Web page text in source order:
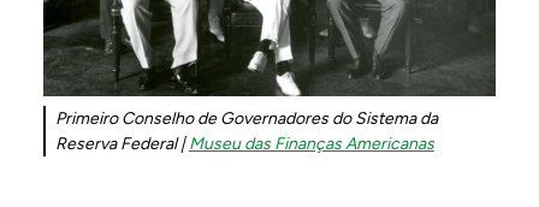
Primeiro Conselho de Governadores do Sistema da
Reserva Federal |Museu das Finanças Americanas